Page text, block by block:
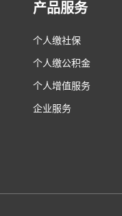
产品服务
个人缴社保
个人缴公积金
个人增值服务
企业服务